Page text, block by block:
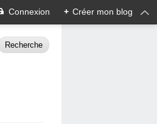
Connexion + Créer mon blog